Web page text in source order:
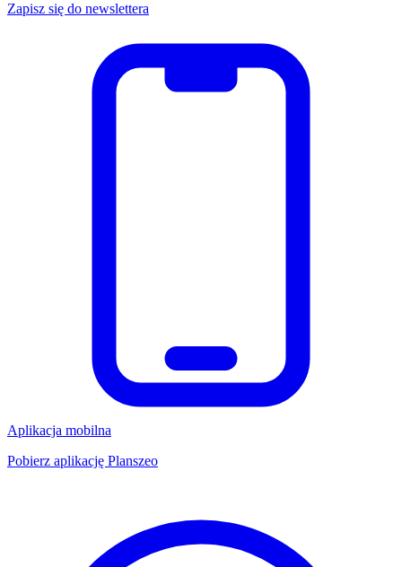
Zapisz się do newslettera
Aplikacja mobilna
Pobierz aplikację Planszeo